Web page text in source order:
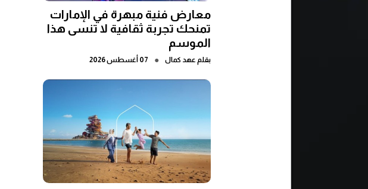
معارض فنية مبهرة في الإمارات
تمنحك تجربة ثقافية لا تنسى هذا
الموسم
بقلم عهد كمال ● 07 أغسطس 2026